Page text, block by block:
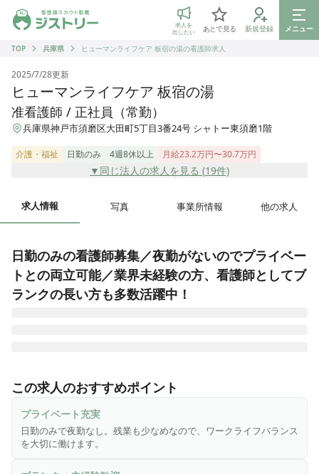
ジストリー 看護師の転職マッチング
求人を
出したい
あとで見る 新規登録
メニュー
TOP
兵庫県 ヒューマンライフケア 板宿の湯の看護師求人
2025/7/28更新
ヒューマンライフケア 板宿の湯
准看護師 / 正社員（常勤）
兵庫県神戸市須磨区大田町5丁目3番24号 シャトー東須磨1階
介護・福祉 日勤のみ 4週8休以上 月給23.2万円〜30.7万円
▼同じ法人の求人を見る (19件)
求人情報 写真 事業所情報 他の求人
日勤のみの看護師募集／夜勤がないのでプライベー
トとの両立可能／業界未経験の方、看護師としてブ
ランクの長い方も多数活躍中！
デイサービスにおける看護業務全般をお任せします。
・ご利用者の健康管理、服薬管理
・傷や褥瘡(床ずれ)処置、浴後の軟膏塗布、爪切り
・機能訓練の計画策定や訓練実務、モニタリング
・口腔機能の計画策定・訓練実務、モニタリング
この求人のおすすめポイント
プライベート充実
日勤のみで夜勤なし。残業も少なめなので、ワークライフバランス
を大切に働けます。